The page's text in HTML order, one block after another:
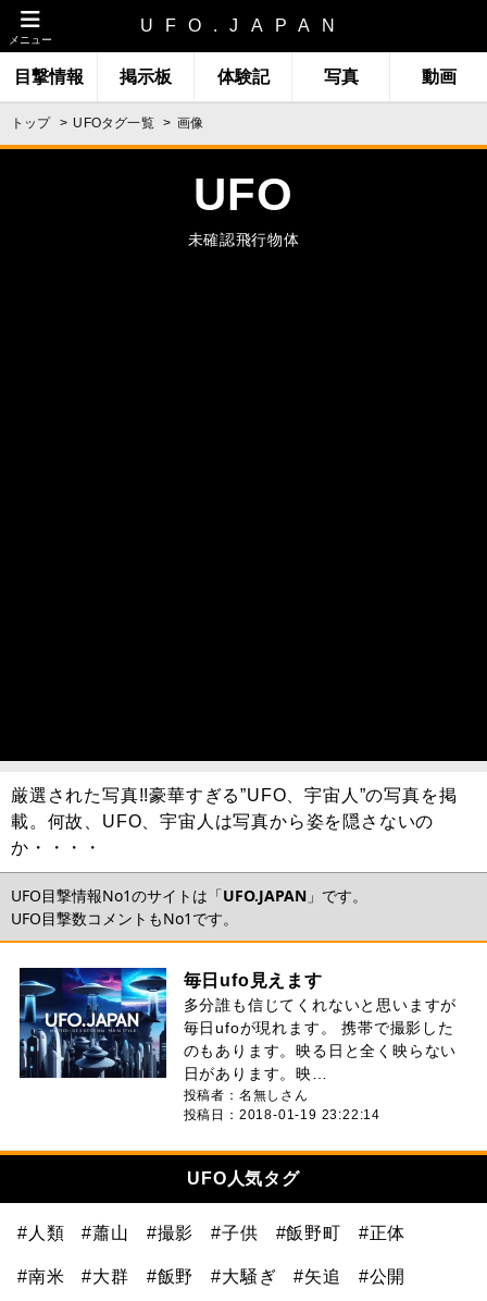
メニュー
UFO.JAPAN
目撃情報 掲示板 体験記 写真 動画
トップ UFOタグ一覧 画像
UFO
未確認飛行物体
厳選された写真!!豪華すぎる”UFO、宇宙人”の写真を掲
載。何故、UFO、宇宙人は写真から姿を隠さないの
か・・・・
UFO目撃情報No1のサイトは「UFO.JAPAN 」です。
UFO目撃数コメントもNo1です。
毎日ufo見えます
多分誰も信じてくれないと思いますが
毎日ufoが現れます。 携帯で撮影した
のもあります。映る日と全く映らない
日があります。映…
投稿者：名無しさん
投稿日：2018-01-19 23:22:14
UFO人気タグ
#人類 #蕭山 #撮影 #子供 #飯野町 #正体
#南米 #大群 #飯野 #大騒ぎ #矢追 #公開